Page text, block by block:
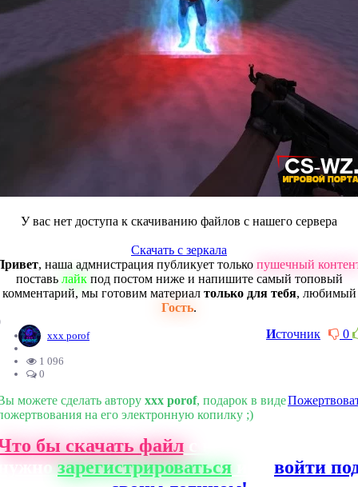
У вас нет доступа к скачиванию файлов с нашего сервера
Скачать с зеркала
, наша адмнистрация публикует только пушечный
поставь лайкпод постом ниже и напишите самый топовый
комментарий, мы готовим материал только для тебя, любимый
Гость.
0
Источник
xxx porof
1 096
0
можете сделать автору xxx porof, подарок в виде
на его электронную копилку ;)
бы скачать файлс нашего сайта,
зарегистрироваться
войти